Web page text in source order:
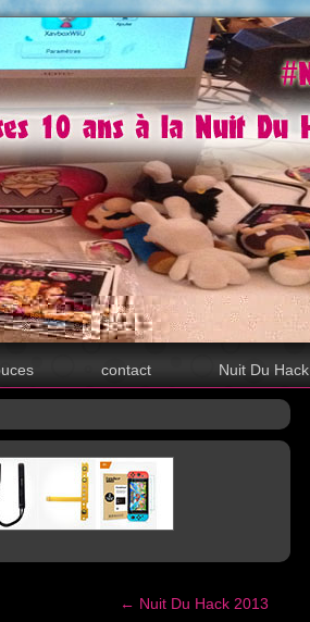
contact Nuit Du Hack
← Nuit Du Hack 2013